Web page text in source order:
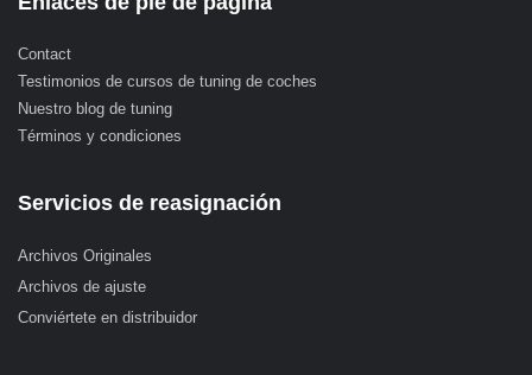
Contact
Testimonios de cursos de tuning de coches
Nuestro blog de tuning
Términos y condiciones
Servicios de reasignación
Archivos Originales
Archivos de ajuste
Conviértete en distribuidor